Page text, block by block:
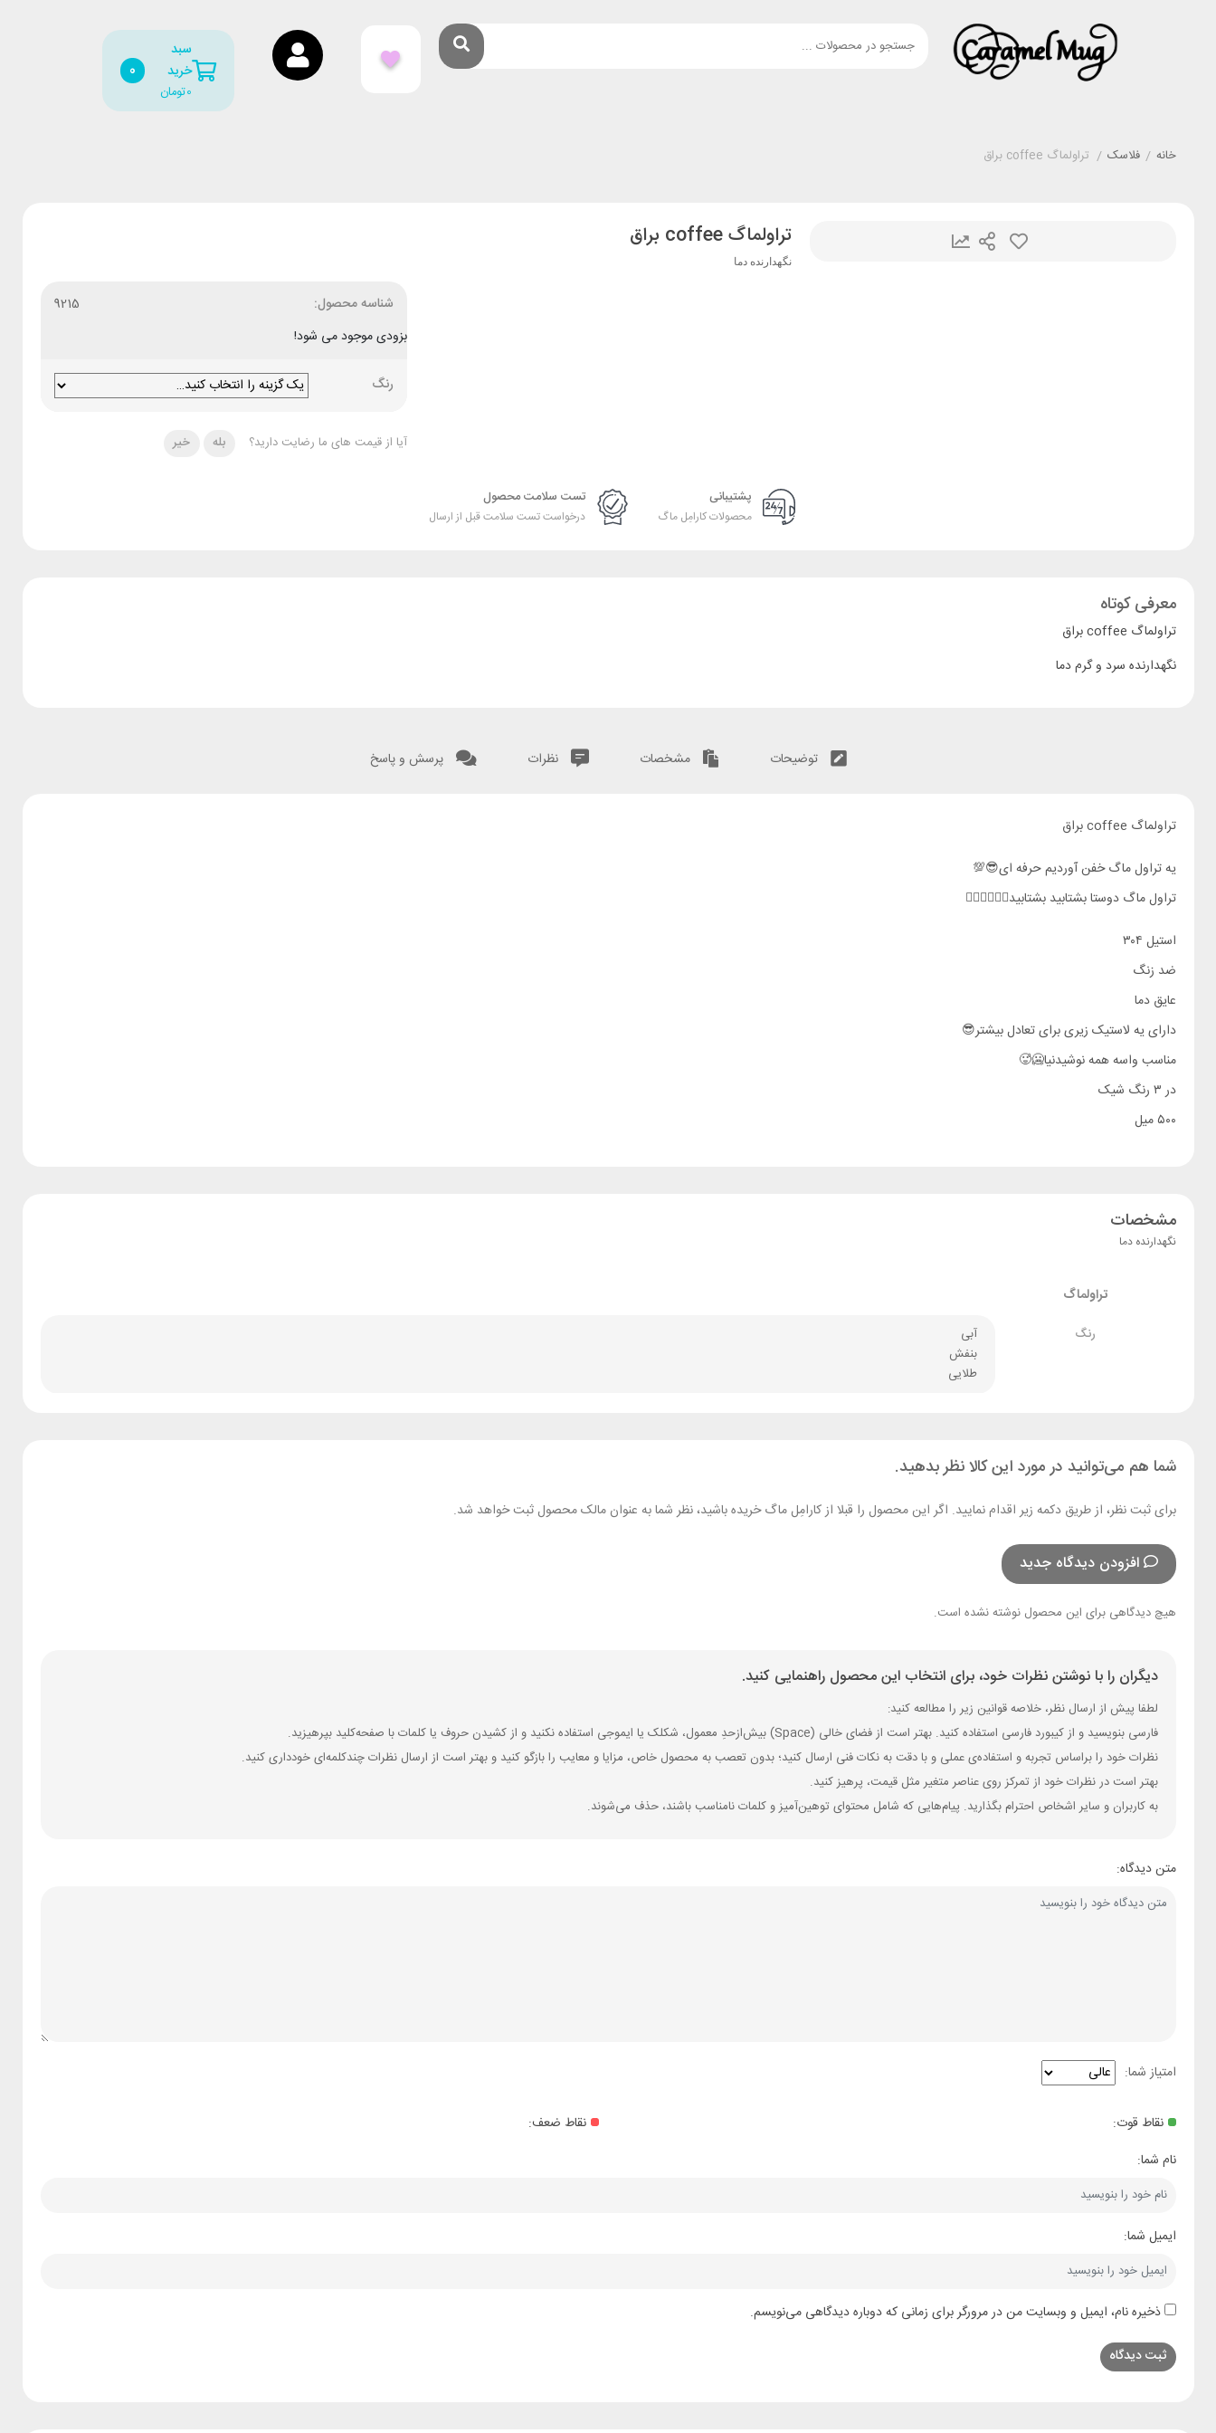
سبد
خرید
تومان0
0
خانه / فلاسک / تراولماگ coffee براق
تراولماگ coffee براق
نگهدارنده دما
شناسه محصول:
9215
بزودی موجود می شود!
رنگ
آیا از قیمت های ما رضایت دارید؟ بله خیر
پشتیبانی
محصولات کارامِل ماگ
تست سلامت محصول
درخواست تست سلامت قبل از ارسال
معرفی کوتاه
تراولماگ coffee براق
نگهدارنده سرد و گرم دما
توضیحات مشخصات نظرات پرسش و پاسخ
تراولماگ coffee براق
یه تراول ماگ خفن آوردیم حرفه ای😎💯
تراول ماگ دوستا بشتابید بشتابید🏃🏻‍♂️🏃🏻‍♀️
استیل ۳۰۴
ضد زنگ
عایق دما
دارای یه لاستیک زیری برای تعادل بیشتر😎
مناسب واسه همه نوشیدنیا🥶🥵
در ۳ رنگ شیک
۵۰۰ میل
مشخصات
نگهدارنده دما
تراولماگ
رنگ
آبی
بنفش
طلایی
شما هم می‌توانید در مورد این کالا نظر بدهید.
برای ثبت نظر، از طریق دکمه زیر اقدام نمایید. اگر این محصول را قبلا از کارامِل ماگ خریده باشید، نظر شما به عنوان مالک محصول ثبت خواهد شد.
افزودن دیدگاه جدید
هیچ دیدگاهی برای این محصول نوشته نشده است.
دیگران را با نوشتن نظرات خود، برای انتخاب این محصول راهنمایی کنید.
لطفا پیش از ارسال نظر، خلاصه قوانین زیر را مطالعه کنید:
فارسی بنویسید و از کیبورد فارسی استفاده کنید. بهتر است از فضای خالی (Space) بیش‌از‌حدِ معمول، شکلک یا ایموجی استفاده نکنید و از کشیدن حروف یا کلمات با صفحه‌کلید بپرهیزید.
نظرات خود را براساس تجربه و استفاده‌ی عملی و با دقت به نکات فنی ارسال کنید؛ بدون تعصب به محصول خاص، مزایا و معایب را بازگو کنید و بهتر است از ارسال نظرات چندکلمه‌‌ای خودداری کنید.
بهتر است در نظرات خود از تمرکز روی عناصر متغیر مثل قیمت، پرهیز کنید.
به کاربران و سایر اشخاص احترام بگذارید. پیام‌هایی که شامل محتوای توهین‌آمیز و کلمات نامناسب باشند، حذف می‌شوند.
متن دیدگاه:
امتیاز شما:
نقاط قوت:
نقاط ضعف:
نام شما:
ایمیل شما:
ذخیره نام، ایمیل و وبسایت من در مرورگر برای زمانی که دوباره دیدگاهی می‌نویسم.